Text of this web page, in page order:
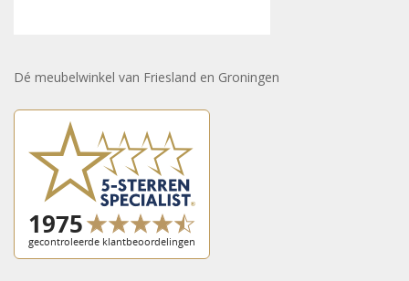
Dé meubelwinkel van Friesland en Groningen